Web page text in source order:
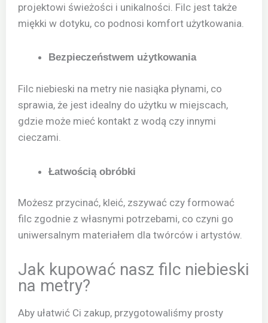
projektowi świeżości i unikalności. Filc jest także
miękki w dotyku, co podnosi komfort użytkowania.
Bezpieczeństwem użytkowania
Filc niebieski na metry nie nasiąka płynami, co
sprawia, że jest idealny do użytku w miejscach,
gdzie może mieć kontakt z wodą czy innymi
cieczami.
Łatwością obróbki
Możesz przycinać, kleić, zszywać czy formować
filc zgodnie z własnymi potrzebami, co czyni go
uniwersalnym materiałem dla twórców i artystów.
Jak kupować nasz filc niebieski
na metry?
Aby ułatwić Ci zakup, przygotowaliśmy prosty